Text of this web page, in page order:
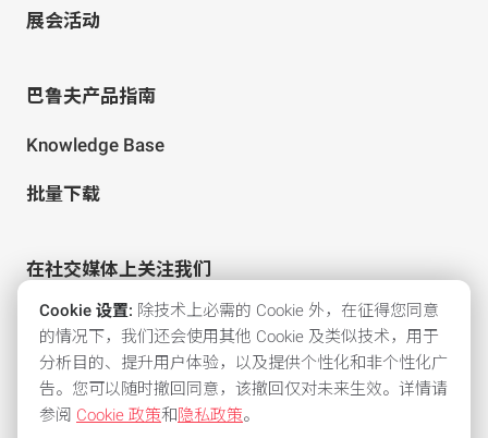
展会活动
巴鲁夫产品指南
Knowledge Base
批量下载
在社交媒体上关注我们
所有常用支付方式
Cookie 设置: 除技术上必需的 Cookie 外，在征得您同意
的情况下，我们还会使用其他 Cookie 及类似技术，用于
分析目的、提升用户体验，以及提供个性化和非个性化广
告。您可以随时撤回同意，该撤回仅对未来生效。详情请
参阅 Cookie 政策和隐私政策。